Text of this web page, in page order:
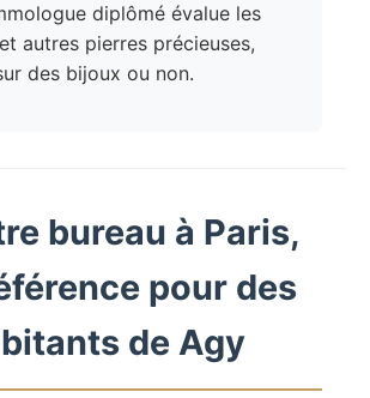
diplômé évalue les
autres pierres précieuses,
des bijoux ou non.
bureau à Paris,
pour des
de Agy